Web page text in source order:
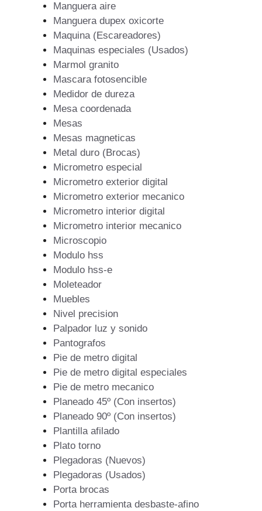
Manguera aire
Manguera dupex oxicorte
Maquina (Escareadores)
Maquinas especiales (Usados)
Marmol granito
Mascara fotosencible
Medidor de dureza
Mesa coordenada
Mesas
Mesas magneticas
Metal duro (Brocas)
Micrometro especial
Micrometro exterior digital
Micrometro exterior mecanico
Micrometro interior digital
Micrometro interior mecanico
Microscopio
Modulo hss
Modulo hss-e
Moleteador
Muebles
Nivel precision
Palpador luz y sonido
Pantografos
Pie de metro digital
Pie de metro digital especiales
Pie de metro mecanico
Planeado 45º (Con insertos)
Planeado 90º (Con insertos)
Plantilla afilado
Plato torno
Plegadoras (Nuevos)
Plegadoras (Usados)
Porta brocas
Porta herramienta desbaste-afino